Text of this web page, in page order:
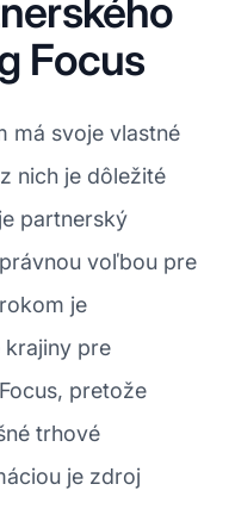
Focus
má svoje vlastné
nich je dôležité
partnerský
voľbou pre
je
pre
pretože
trhové
je zdroj